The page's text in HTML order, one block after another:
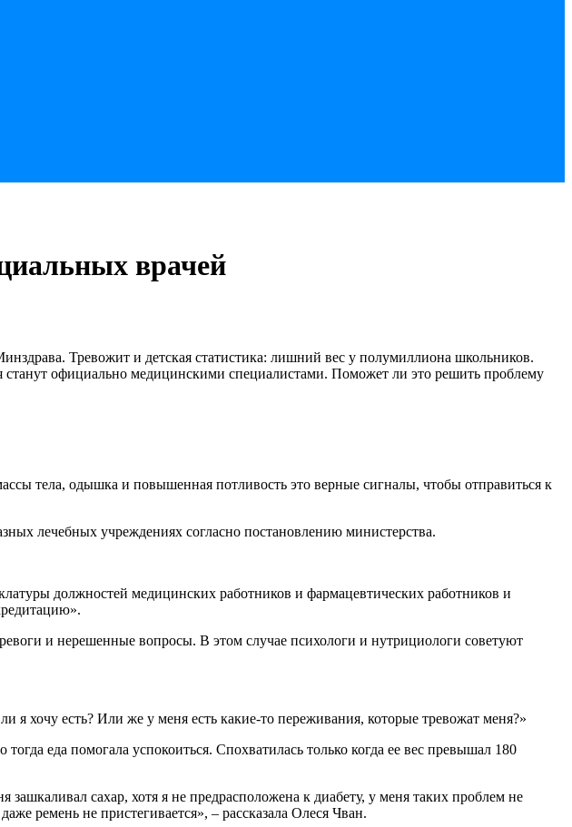
врачей
Тревожит и детская статистика: лишний вес у полумиллиона школьников.
станут официально медицинскими специалистами. Поможет ли это решить проблему
тела, одышка и повышенная потливость это верные сигналы, чтобы отправиться к
лечебных учреждениях согласно постановлению министерства.
должностей медицинских работников и фармацевтических работников и
и нерешенные вопросы. В этом случае психологи и нутрициологи советуют
я хочу есть? Или же у меня есть какие-то переживания, которые тревожат меня?»
еда помогала успокоиться. Спохватилась только когда ее вес превышал 180
сахар, хотя я не предрасположена к диабету, у меня таких проблем не
ремень не пристегивается», – рассказала Олеся Чван.